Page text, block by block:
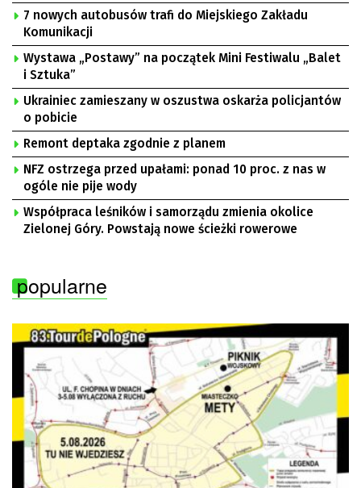
7 nowych autobusów trafi do Miejskiego Zakładu
Komunikacji
Wystawa „Postawy” na początek Mini Festiwalu „Balet
i Sztuka”
Ukrainiec zamieszany w oszustwa oskarża policjantów
o pobicie
Remont deptaka zgodnie z planem
NFZ ostrzega przed upałami: ponad 10 proc. z nas w
ogóle nie pije wody
Współpraca leśników i samorządu zmienia okolice
Zielonej Góry. Powstają nowe ścieżki rowerowe
popularne